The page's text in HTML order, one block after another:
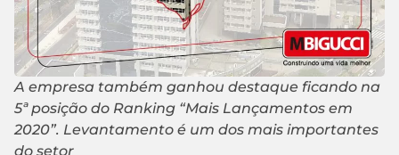
A empresa também ganhou destaque ficando na
5ª posição do Ranking “Mais Lançamentos em
2020”. Levantamento é um dos mais importantes
do setor